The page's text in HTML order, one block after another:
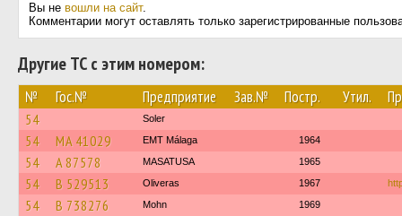
Вы не вошли на сайт.
Комментарии могут оставлять только зарегистрированные
Другие ТС с этим номером:
№ Гос.№ Предприятие Зав.№ Постр. Утил.
54 Soler
54 MA 41029 EMT Málaga 1964
54 A 87578 MASATUSA 1965
54 B 529513 Oliveras 1967
54 B 738276 Mohn 1969